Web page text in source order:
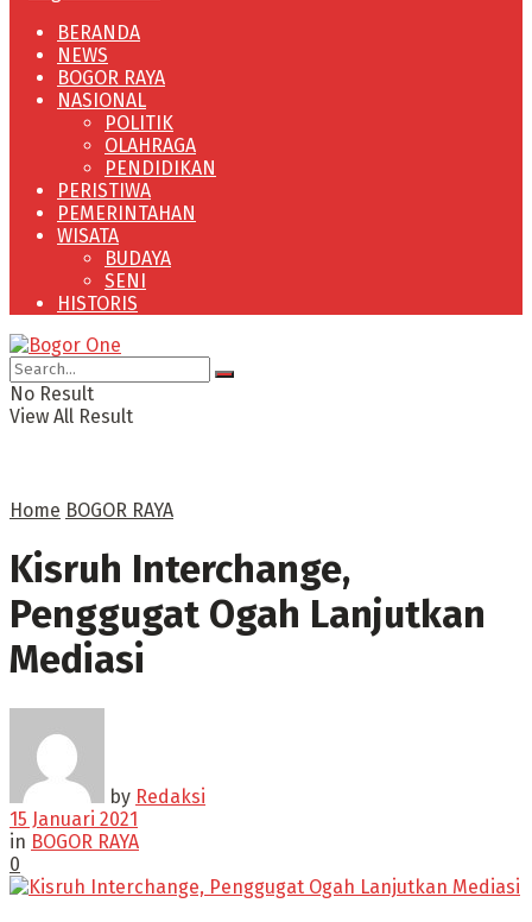
BERANDA
NEWS
BOGOR RAYA
NASIONAL
POLITIK
OLAHRAGA
PENDIDIKAN
PERISTIWA
PEMERINTAHAN
WISATA
BUDAYA
SENI
HISTORIS
No Result
View All Result
Home BOGOR RAYA
Kisruh Interchange,
Penggugat Ogah Lanjutkan
Mediasi
by Redaksi
15 Januari 2021
in BOGOR RAYA
0